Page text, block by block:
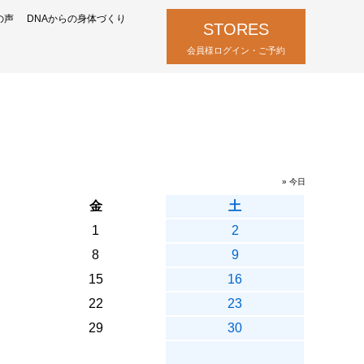
声 DNAからの身体づくり
STORES
会員様ログイン・ご予約
» 今日
金
土
1
2
8
9
15
16
22
23
29
30